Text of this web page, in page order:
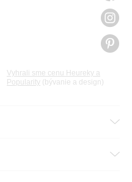
Vyhrali sme cenu Heureky a
Popularity (bývanie a design)